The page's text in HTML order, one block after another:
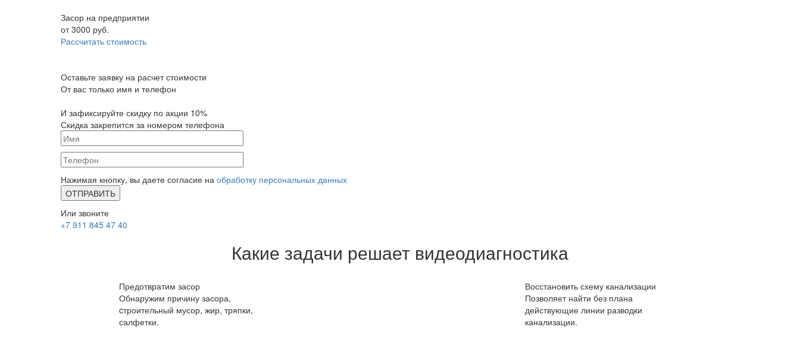
Засор на предприятии
от3000 руб.
Рассчитать стоимость
Оставьте заявку на расчет стоимости
От вас только имя и телефон
И зафиксируйте скидку по акции 10%
Скидка закрепится за номером телефона
Нажимая кнопку, вы даете согласие на обработку персональных данных
Или звоните
+7 911 845 47 40
Какие задачи решает видеодиагностика
Предотвратим засор
Обнаружим причину засора,
cтроительный мусор, жир, тряпки,
салфетки.
Восстановить схему канализации
Позволяет найти без плана
действующие линии разводки
канализации.